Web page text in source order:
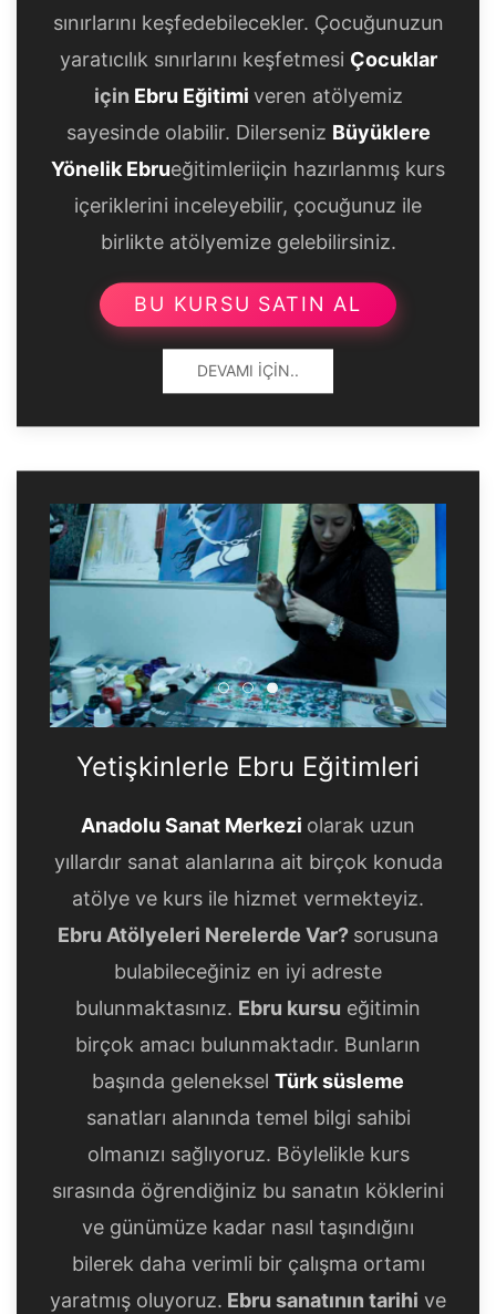
sınırlarını keşfedebilecekler. Çocuğunuzun
yaratıcılık sınırlarını keşfetmesi Çocuklar
için Ebru Eğitimi veren atölyemiz
sayesinde olabilir. Dilerseniz Büyüklere
Yönelik Ebrueğitimleriiçin hazırlanmış kurs
içeriklerini inceleyebilir, çocuğunuz ile
birlikte atölyemize gelebilirsiniz.
BU KURSU SATIN AL
DEVAMI İÇIN..
Yetişkinlerle Ebru Eğitimleri
Yetişkinlerle Ebru
Yetişkinlerle Ebru
Yetişkinlerle Ebru Eğitimleri
Anadolu Sanat Merkezi olarak uzun
yıllardır sanat alanlarına ait birçok konuda
atölye ve kurs ile hizmet vermekteyiz.
Ebru Atölyeleri Nerelerde Var? sorusuna
bulabileceğiniz en iyi adreste
bulunmaktasınız. Ebru kursu eğitimin
birçok amacı bulunmaktadır. Bunların
başında geleneksel Türk süsleme
sanatları alanında temel bilgi sahibi
olmanızı sağlıyoruz. Böylelikle kurs
sırasında öğrendiğiniz bu sanatın köklerini
ve günümüze kadar nasıl taşındığını
bilerek daha verimli bir çalışma ortamı
yaratmış oluyoruz. Ebru sanatının tarihi ve